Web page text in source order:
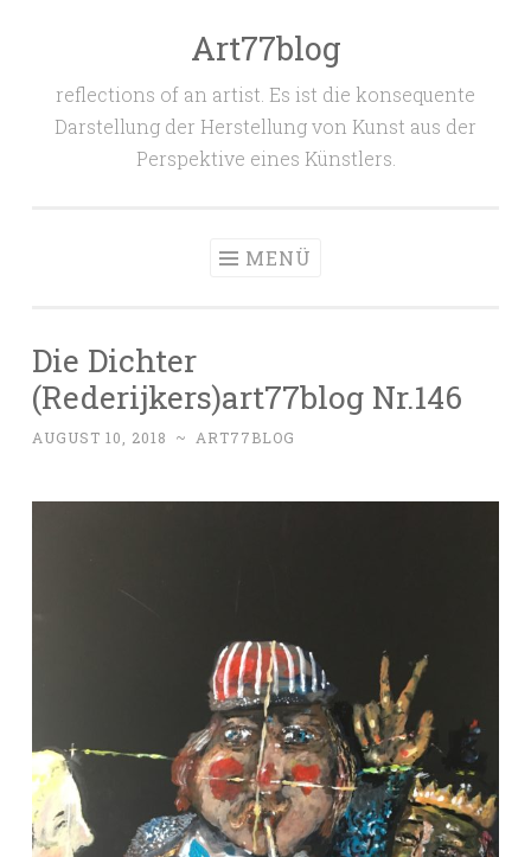
Art77blog
reflections of an artist. Es ist die konsequente
Darstellung der Herstellung von Kunst aus der
Perspektive eines Künstlers.
MENÜ
Die Dichter
(Rederijkers)art77blog Nr.146
AUGUST 10, 2018 ~ ART77BLOG